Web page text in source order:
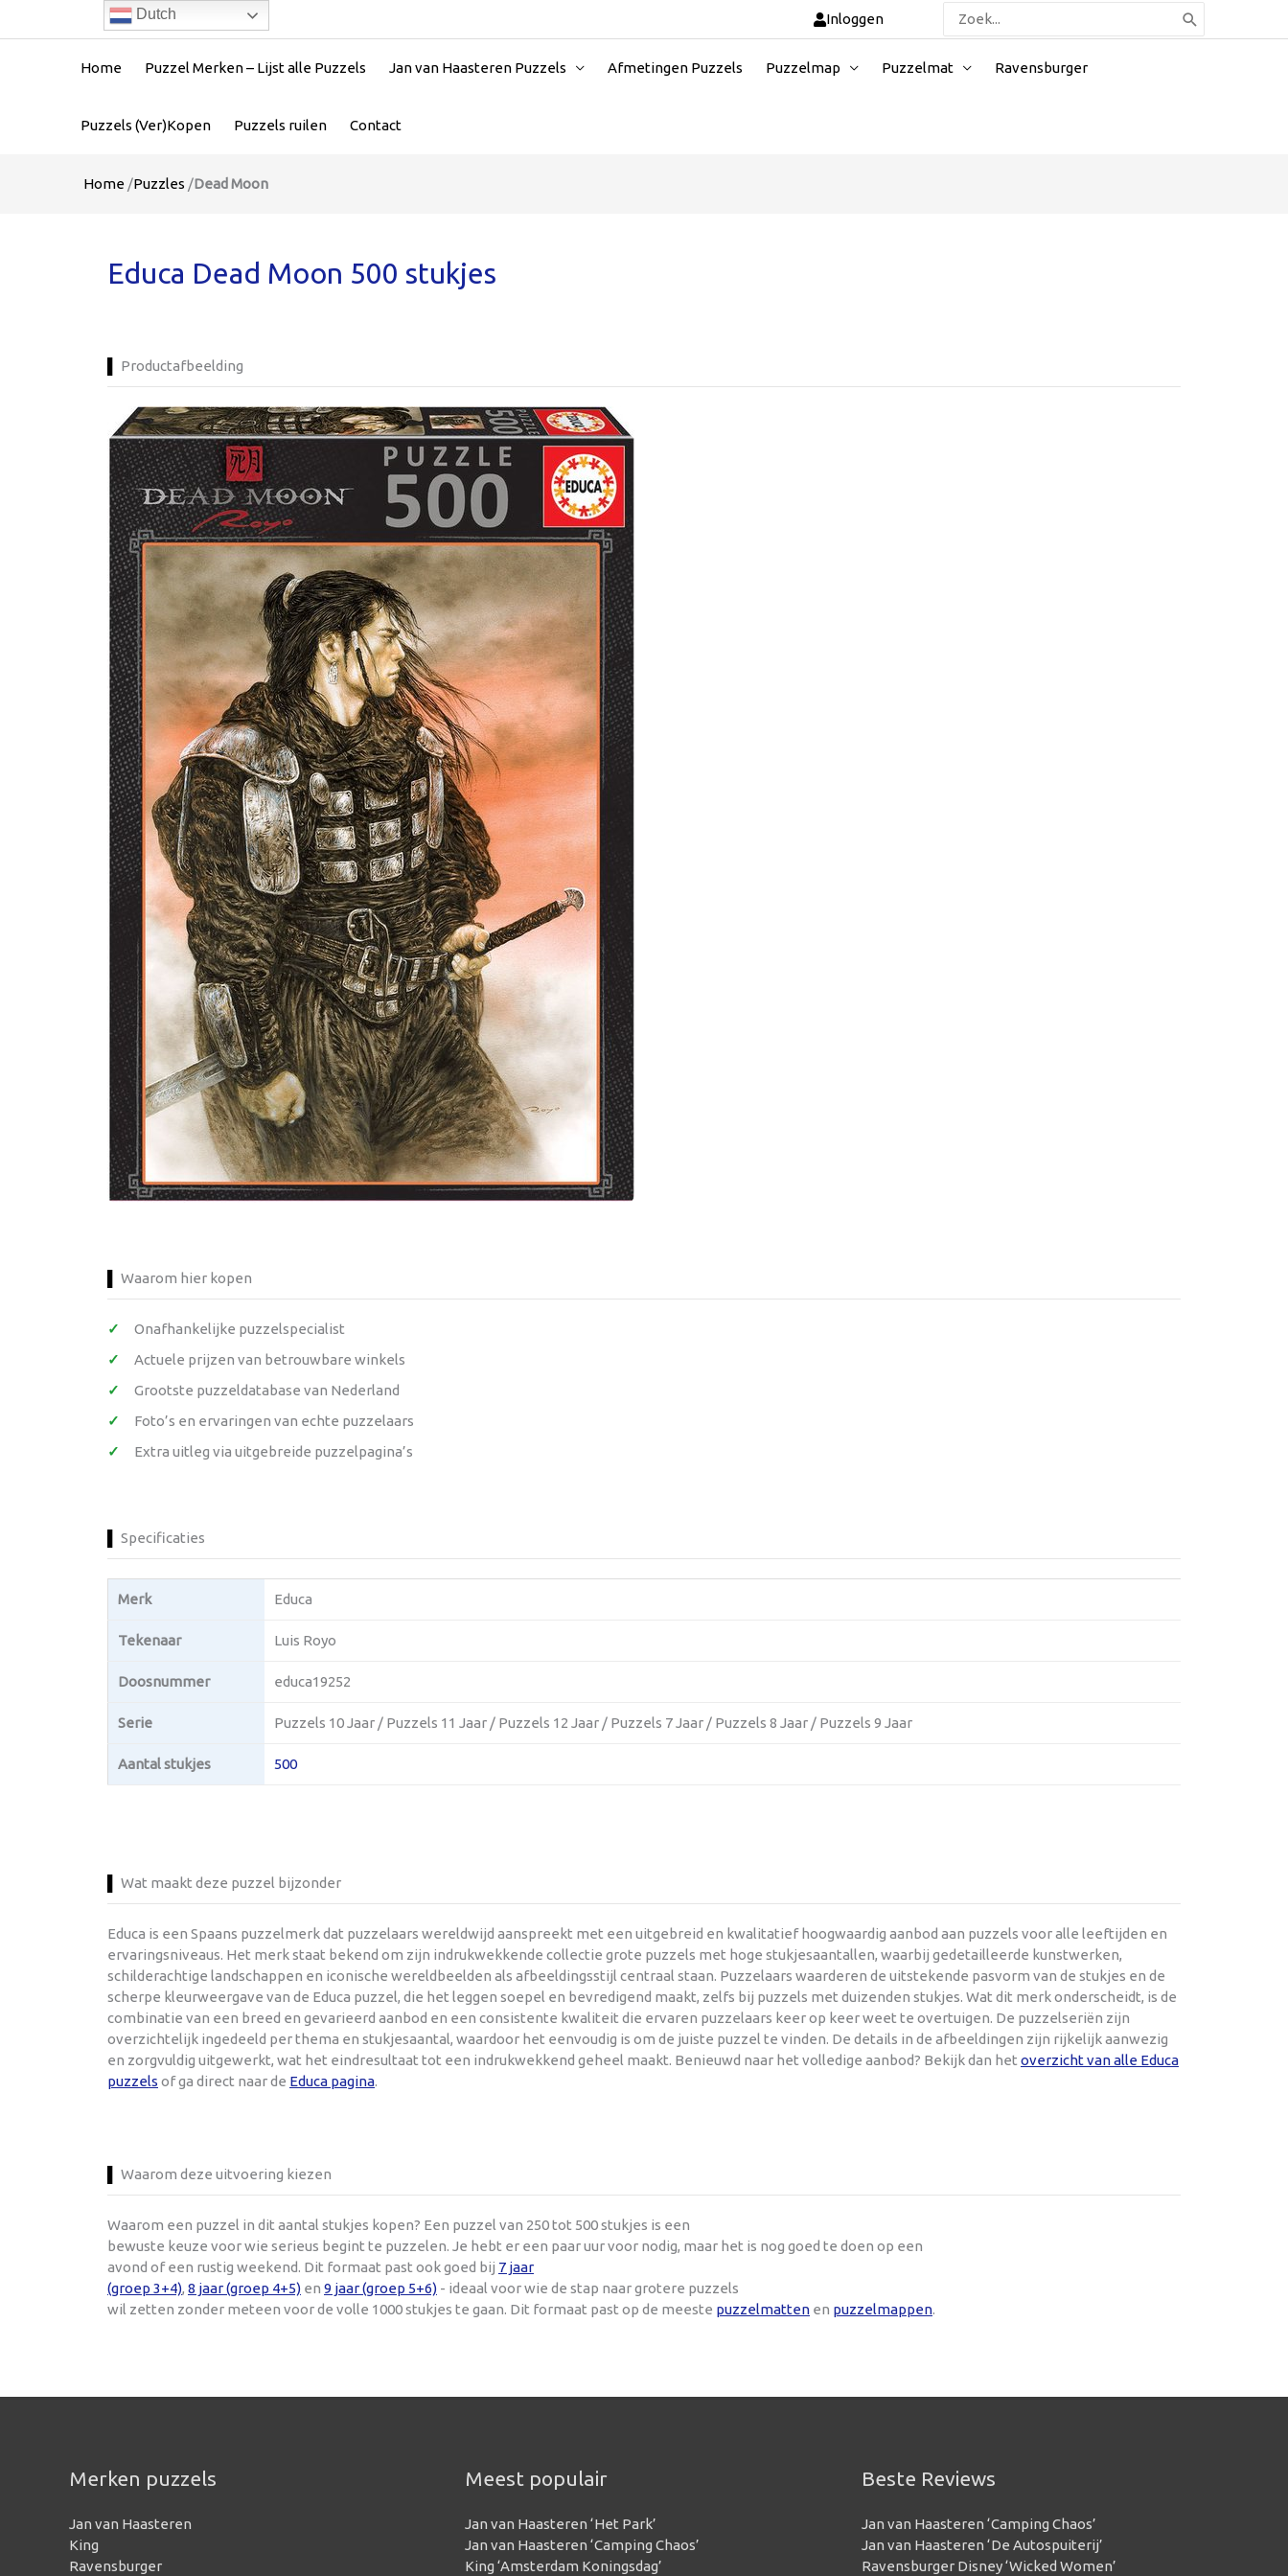
Inloggen
Zoeken
naar:
Home Puzzel Merken – Lijst alle Puzzels Jan van Haasteren Puzzels Afmetingen Puzzels Puzzelmap Puzzelmat Ravensburger
Puzzels (Ver)Kopen Puzzels ruilen Contact
Home /Puzzles /Dead Moon
Educa Dead Moon 500 stukjes
Productafbeelding
Waarom hier kopen
Onafhankelijke puzzelspecialist
Actuele prijzen van betrouwbare winkels
Grootste puzzeldatabase van Nederland
Foto’s en ervaringen van echte puzzelaars
Extra uitleg via uitgebreide puzzelpagina’s
Specificaties
Merk Educa
Tekenaar Luis Royo
Doosnummer educa19252
Serie Puzzels 10 Jaar / Puzzels 11 Jaar / Puzzels 12 Jaar / Puzzels 7 Jaar / Puzzels 8 Jaar / Puzzels 9 Jaar
Aantal stukjes 500
Wat maakt deze puzzel bijzonder
Educa is een Spaans puzzelmerk dat puzzelaars wereldwijd aanspreekt met een uitgebreid en kwalitatief hoogwaardig aanbod aan puzzels voor alle leeftijden en
ervaringsniveaus. Het merk staat bekend om zijn indrukwekkende collectie grote puzzels met hoge stukjesaantallen, waarbij gedetailleerde kunstwerken,
schilderachtige landschappen en iconische wereldbeelden als afbeeldingsstijl centraal staan. Puzzelaars waarderen de uitstekende pasvorm van de stukjes en de
scherpe kleurweergave van de Educa puzzel, die het leggen soepel en bevredigend maakt, zelfs bij puzzels met duizenden stukjes. Wat dit merk onderscheidt, is de
combinatie van een breed en gevarieerd aanbod en een consistente kwaliteit die ervaren puzzelaars keer op keer weet te overtuigen. De puzzelseriën zijn
overzichtelijk ingedeeld per thema en stukjesaantal, waardoor het eenvoudig is om de juiste puzzel te vinden. De details in de afbeeldingen zijn rijkelijk aanwezig
en zorgvuldig uitgewerkt, wat het eindresultaat tot een indrukwekkend geheel maakt. Benieuwd naar het volledige aanbod? Bekijk dan het overzicht van alle Educa
puzzels of ga direct naar de Educa pagina.
Waarom deze uitvoering kiezen
Waarom een puzzel in dit aantal stukjes kopen? Een puzzel van 250 tot 500 stukjes is een
bewuste keuze voor wie serieus begint te puzzelen. Je hebt er een paar uur voor nodig, maar het is nog goed te doen op een
avond of een rustig weekend. Dit formaat past ook goed bij 7 jaar
(groep 3+4), 8 jaar (groep 4+5) en 9 jaar (groep 5+6) - ideaal voor wie de stap naar grotere puzzels
wil zetten zonder meteen voor de volle 1000 stukjes te gaan. Dit formaat past op de meeste puzzelmatten en puzzelmappen.
Merken puzzels
Jan van Haasteren
King
Ravensburger
Meest populair
Jan van Haasteren ‘Het Park’
Jan van Haasteren ‘Camping Chaos’
King ‘Amsterdam Koningsdag’
Beste Reviews
Jan van Haasteren ‘Camping Chaos’
Jan van Haasteren ‘De Autospuiterij’
Ravensburger Disney ‘Wicked Women’
Dutch